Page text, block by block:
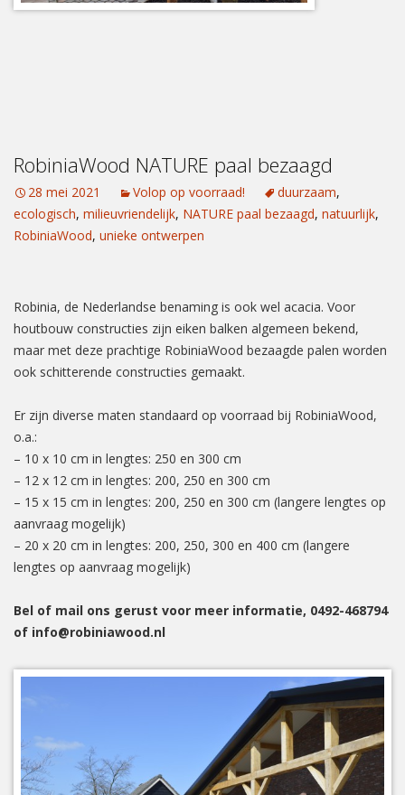
RobiniaWood NATURE paal bezaagd
28 mei 2021 Volop op voorraad! duurzaam,
ecologisch, milieuvriendelijk, NATURE paal bezaagd, natuurlijk,
RobiniaWood, unieke ontwerpen
Robinia, de Nederlandse benaming is ook wel acacia. Voor
houtbouw constructies zijn eiken balken algemeen bekend,
maar met deze prachtige RobiniaWood bezaagde palen worden
ook schitterende constructies gemaakt.
Er zijn diverse maten standaard op voorraad bij RobiniaWood,
o.a.:
– 10 x 10 cm in lengtes: 250 en 300 cm
– 12 x 12 cm in lengtes: 200, 250 en 300 cm
– 15 x 15 cm in lengtes: 200, 250 en 300 cm (langere lengtes op
aanvraag mogelijk)
– 20 x 20 cm in lengtes: 200, 250, 300 en 400 cm (langere
lengtes op aanvraag mogelijk)
Bel of mail ons gerust voor meer informatie, 0492-468794
of info@robiniawood.nl